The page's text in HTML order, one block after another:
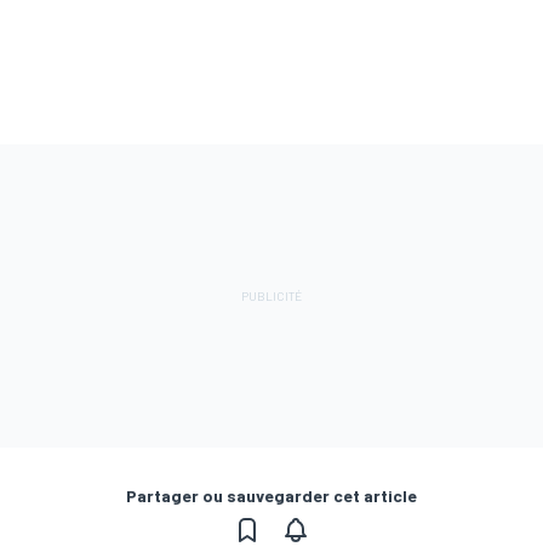
Partager ou sauvegarder cet article